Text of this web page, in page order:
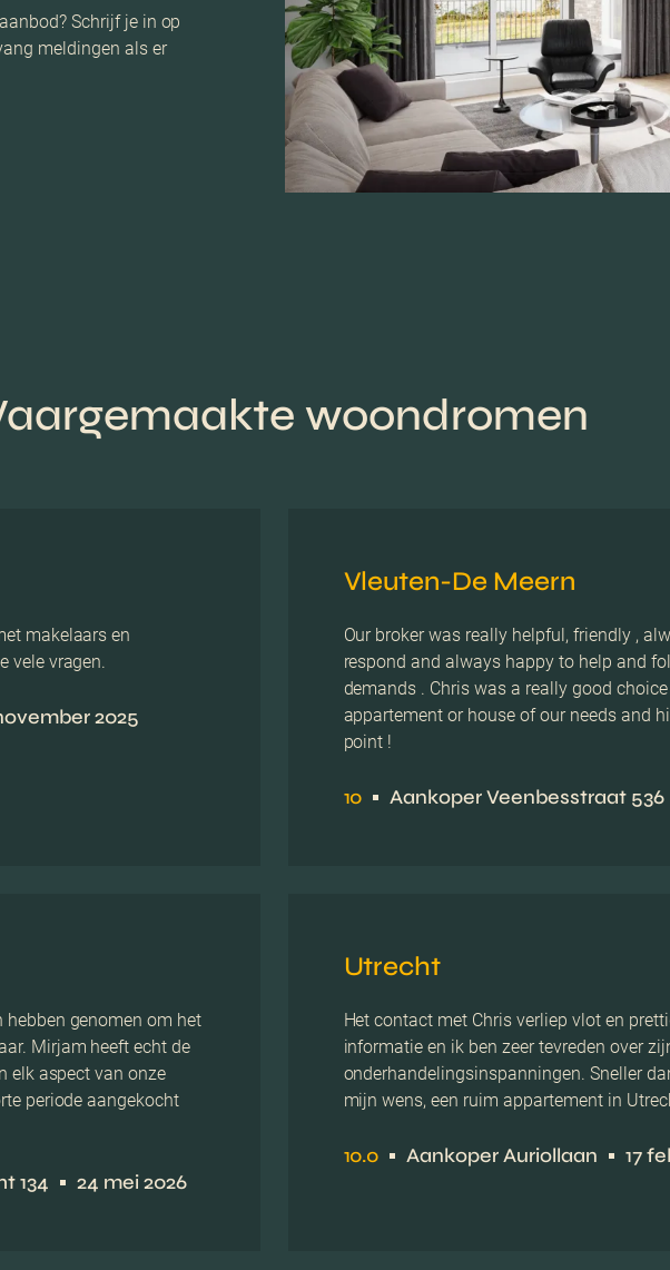
Schrijf je in op
meldingen als er
woondromen
makelaars en
vele vragen.
2025
Vleuten-De Meern
Our broker was really helpful, friendly ,
respond and always happy to help and
demands . Chris was a really good
appartement or house of our needs and
point !
10 Aankoper Veenbesstraat 536
genomen om het
Mirjam heeft echt de
elk aspect van onze
periode aangekocht
134 24 mei 2026
Utrecht
Het contact met Chris verliep vlot en
informatie en ik ben zeer tevreden over
onderhandelingsinspanningen. Sneller
mijn wens, een ruim appartement in
10.0 Aankoper Auriollaan 17